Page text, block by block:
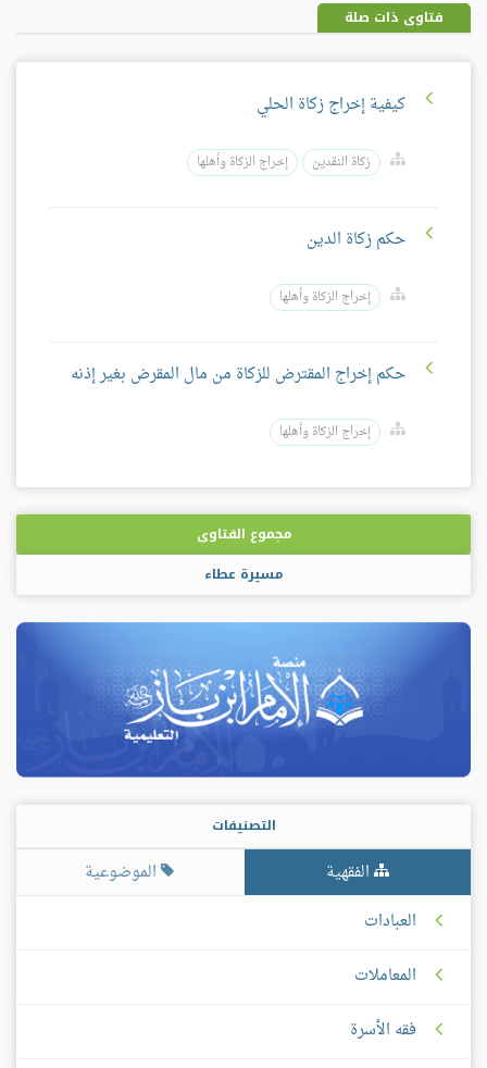
فتاوى ذات صلة
كيفية إخراج زكاة الحلي
زكاة النقدين إخراج الزكاة وأهلها
حكم زكاة الدين
إخراج الزكاة وأهلها
حكم إخراج المقترض للزكاة من مال المقرض بغير إذنه
إخراج الزكاة وأهلها
مجموع الفتاوى
مسيرة عطاء
التصنيفات
الفقهية
الموضوعية
العبادات
المعاملات
فقه الأسرة